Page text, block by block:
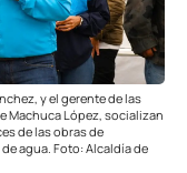
y el gerente de las
Machuca López, socializan
de las obras de
agua. Foto: Alcaldía de